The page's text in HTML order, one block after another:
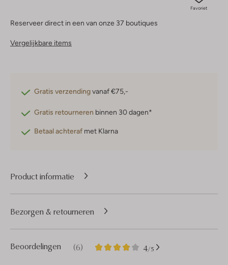
Favoriet
Reserveer direct in een van onze 37 boutiques
Vergelijkbare items
Gratis verzendingvanaf €75,-
Gratis retourneren binnen 30 dagen*
Betaal achteraf met Klarna
Product informatie
Beoordelingen (6) 4/5
6
4
Bezorgen & retourneren